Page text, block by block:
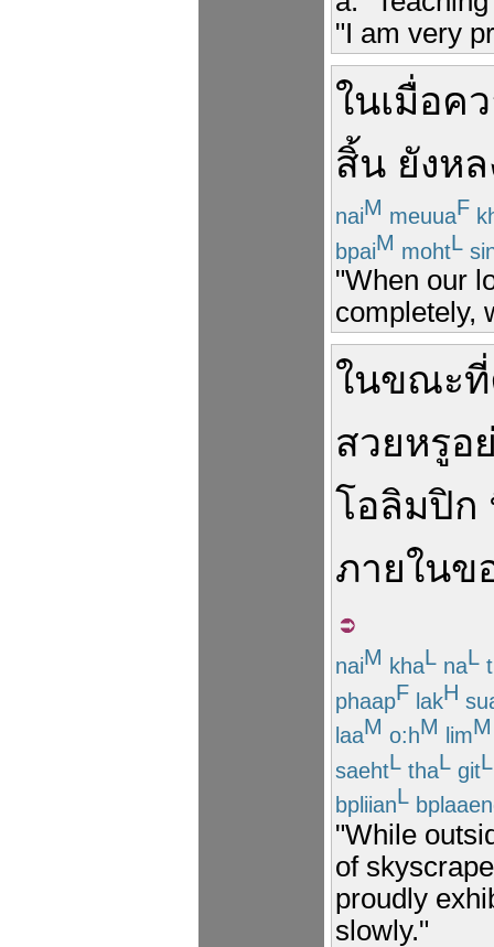
"I am very
ในเมื่อค
สิ้น ยังหล
naiM meuuaF
bpaiM mohtL
"When our
completely,
ในขณะที่
สวยหรูอ
โอลิมปิก
ภายในข
naiM khaL naL
phaapF lakH
laaM o:hM limM
saehtL thaL gitL
bpliianL
"While
of
proudly
slowly."